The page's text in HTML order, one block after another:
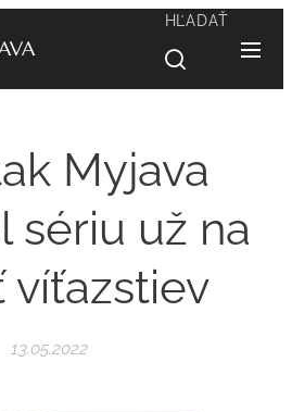
HĽADAŤ
Myjava
sériu už na
víťazstiev
13.05.2022